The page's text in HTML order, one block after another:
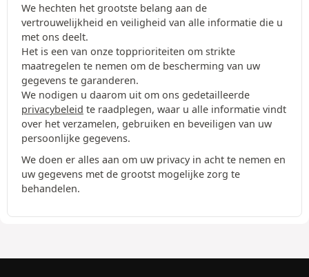
We hechten het grootste belang aan de
vertrouwelijkheid en veiligheid van alle informatie die u
met ons deelt.
Het is een van onze topprioriteiten om strikte
maatregelen te nemen om de bescherming van uw
gegevens te garanderen.
We nodigen u daarom uit om ons gedetailleerde
privacybeleid te raadplegen, waar u alle informatie vindt
over het verzamelen, gebruiken en beveiligen van uw
persoonlijke gegevens.
We doen er alles aan om uw privacy in acht te nemen en
uw gegevens met de grootst mogelijke zorg te
behandelen.